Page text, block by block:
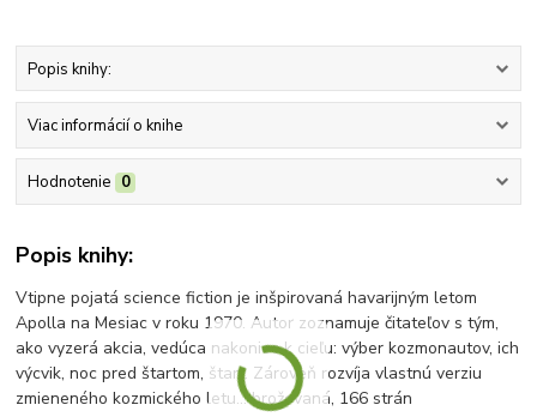
Popis knihy:
Viac informácií o knihe
Hodnotenie 0
Popis knihy:
Vtipne pojatá science fiction je inšpirovaná havarijným letom
Apolla na Mesiac v roku 1970. Autor zoznamuje čitateľov s tým,
ako vyzerá akcia, vedúca nakoniec k cieľu: výber kozmonautov, ich
výcvik, noc pred štartom, štart. Zároveň rozvíja vlastnú verziu
zmieneného kozmického letu... brožovaná, 166 strán